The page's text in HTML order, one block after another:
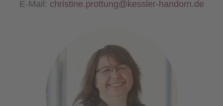
E-Mail: christine.prottung@kessler-handorn.de